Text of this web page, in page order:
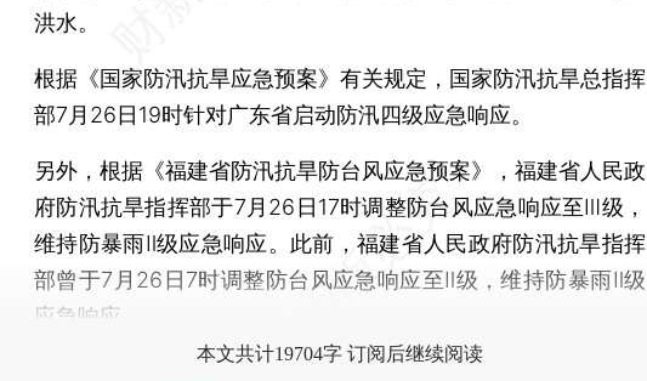
中国游客在肯尼亚遭遇交通事故，3死3重伤
巴西确认两例奥罗普切热致死病例，为全球首次发现
晨读荐闻（国内、国际、市场消息35条）
人民币兑美元盘中升值至7.21 日内涨幅创七个多月新高
河南多个乡镇拖欠雅生活物业费 政府代缴税务置换债务
汽车报废更新补贴标准提升 最高额度翻倍至2万元
杭州拟放宽汽车限购 取消区域牌照申请限制
上半年国内游戏市场收入恢复增长 游戏用户6.74亿人
洪水。
根据《国家防汛抗旱应急预案》有关规定，国家防汛抗旱总指挥
部7月26日19时针对广东省启动防汛四级应急响应。
另外，根据《福建省防汛抗旱防台风应急预案》，福建省人民政
府防汛抗旱指挥部于7月26日17时调整防台风应急响应至Ⅲ级，
维持防暴雨Ⅱ级应急响应。此前，福建省人民政府防汛抗旱指挥
部曾于7月26日7时调整防台风应急响应至Ⅱ级，维持防暴雨Ⅱ级
应急响应。
本文共计19704字 订阅后继续阅读